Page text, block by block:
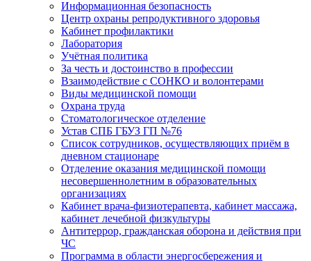
Информационная безопасность
Центр охраны репродуктивного здоровья
Кабинет профилактики
Лаборатория
Учётная политика
За честь и достоинство в профессии
Взаимодействие с СОНКО и волонтерами
Виды медицинской помощи
Охрана труда
Стоматологическое отделение
Устав СПБ ГБУЗ ГП №76
Список сотрудников, осуществляющих приём в
дневном стационаре
Отделение оказания медицинской помощи
несовершеннолетним в образовательных
организациях
Кабинет врача-физиотерапевта, кабинет массажа,
кабинет лечебной физкультуры
Антитеррор, гражданская оборона и действия при
ЧС
Программа в области энергосбережения и